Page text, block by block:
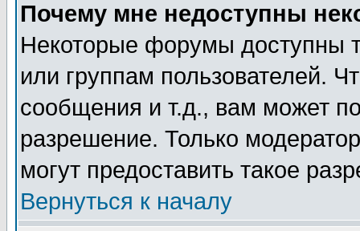
Почему мне недоступны
Некоторые форумы доступны
или группам пользователей.
сообщения и т.д., вам может
разрешение. Только
могут предоставить такое
Вернуться к началу